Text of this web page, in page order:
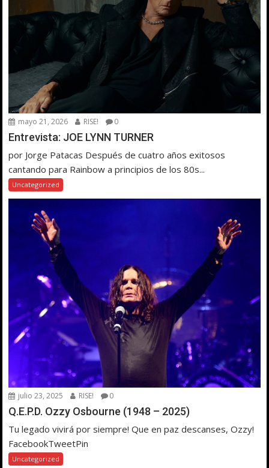
mayo 21, 2026 RISE! 0
Entrevista: JOE LYNN TURNER
por Jorge Patacas Después de cuatro años exitosos
cantando para Rainbow a principios de los 80s...
Uncategorized
julio 23, 2025 RISE! 0
Q.E.P.D. Ozzy Osbourne (1948 – 2025)
Tu legado vivirá por siempre! Que en paz descanses, Ozzy!
FacebookTweetPin
Uncategorized